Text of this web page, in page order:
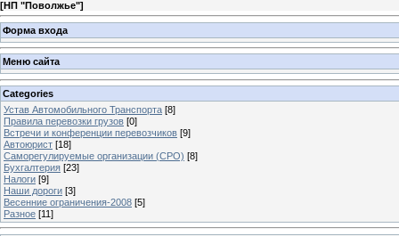
[НП "Поволжье"]
Форма входа
Меню сайта
Categories
Устав Автомобильного Транспорта [8]
Правила перевозки грузов [0]
Встречи и конференции перевозчиков [9]
Автоюрист [18]
Саморегулируемые организации (СРО) [8]
Бухгалтерия [23]
Налоги [9]
Наши дороги [3]
Весенние ограничения-2008 [5]
Разное [11]